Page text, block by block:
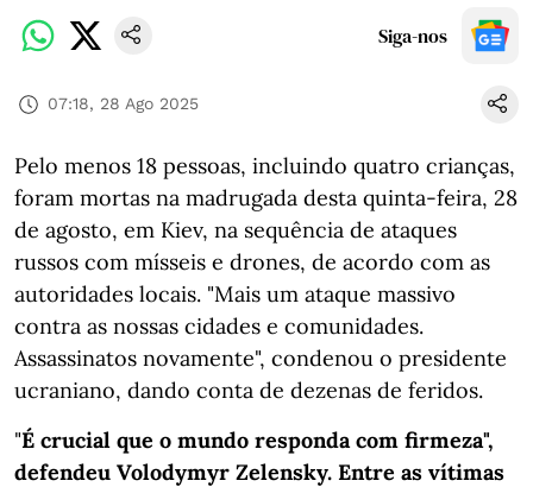
Siga-nos
07:18, 28 Ago 2025
Pelo menos 18 pessoas, incluindo quatro crianças,
foram mortas na madrugada desta quinta-feira, 28
de agosto, em Kiev, na sequência de ataques
russos com mísseis e drones, de acordo com as
autoridades locais. "Mais um ataque massivo
contra as nossas cidades e comunidades.
Assassinatos novamente", condenou o presidente
ucraniano, dando conta de dezenas de feridos.
"É crucial que o mundo responda com firmeza",
defendeu Volodymyr Zelensky. Entre as vítimas